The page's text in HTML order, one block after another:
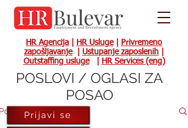
HR Agencija HR Usluge|
Privremeno
zapošljavanje| Ustupanje zaposlenih
Outstaffing usluge| HR Services (eng)
Prijavi se
POSLOVI / OGLASI ZA
POSAO